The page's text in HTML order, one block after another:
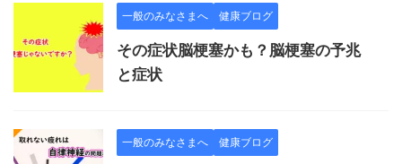
一般のみなさまへ 健康ブログ
その症状脳梗塞かも？脳梗塞の予兆
と症状
一般のみなさまへ 健康ブログ